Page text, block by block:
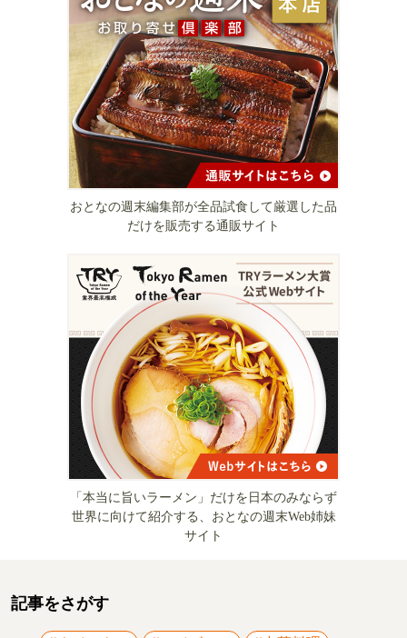
おとなの週末編集部が全品試食して厳選した品
だけを販売する通販サイト
「本当に旨いラーメン」だけを日本のみならず
世界に向けて紹介する、おとなの週末Web姉妹
サイト
記事をさがす